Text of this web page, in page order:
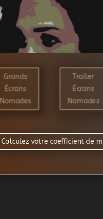
Grands
Écrans
Nomades
Trailer
Écrans
Nomades
Calculez votre coefficient de